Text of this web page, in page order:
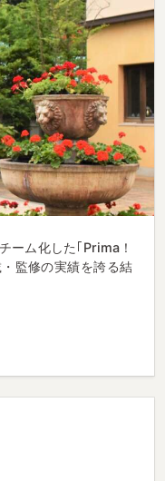
ーム化した｢Prima！
監修の実績を誇る結